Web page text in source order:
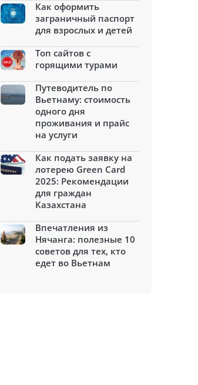
Как оформить
заграничный паспорт
для взрослых и детей
Топ сайтов с
горящими турами
Путеводитель по
Вьетнаму: стоимость
одного дня
проживания и прайс
на услуги
Как подать заявку на
лотерею Green Card
2025: Рекомендации
для граждан
Казахстана
Впечатления из
Нячанга: полезные 10
советов для тех, кто
едет во Вьетнам